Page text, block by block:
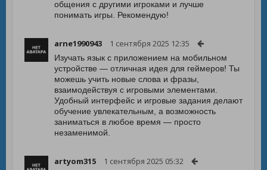
общения с другими игроками и лучше
понимать игры. Рекомендую!
arne1990943 1 сентября 2025 12:35
Изучать язык с приложением на мобильном
устройстве — отличная идея для геймеров! Ты
можешь учить новые слова и фразы,
взаимодействуя с игровыми элементами.
Удобный интерфейс и игровые задания делают
обучение увлекательным, а возможность
заниматься в любое время — просто
незаменимой.
artyom315 1 сентября 2025 05:32